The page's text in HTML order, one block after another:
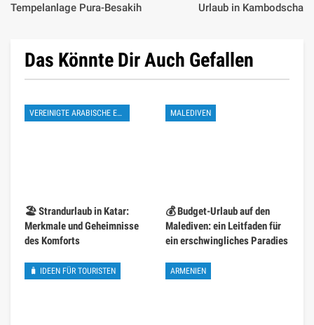
Tempelanlage Pura-Besakih Urlaub in Kambodscha
Das Könnte Dir Auch Gefallen
VEREINIGTE ARABISCHE EMIRATE
🏖️ Strandurlaub in Katar:
Merkmale und Geheimnisse
des Komforts
MALEDIVEN
💰 Budget-Urlaub auf den
Malediven: ein Leitfaden für
ein erschwingliches Paradies
🧳 IDEEN FÜR TOURISTEN ARMENIEN